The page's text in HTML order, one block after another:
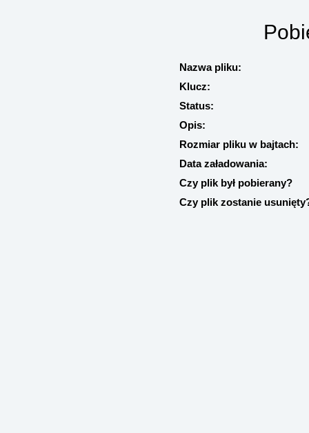
Nazwa pliku:
Klucz:
Status:
Opis:
Rozmiar pliku w bajtach:
Data załadowania:
Czy plik był pobierany?
Czy plik zostanie